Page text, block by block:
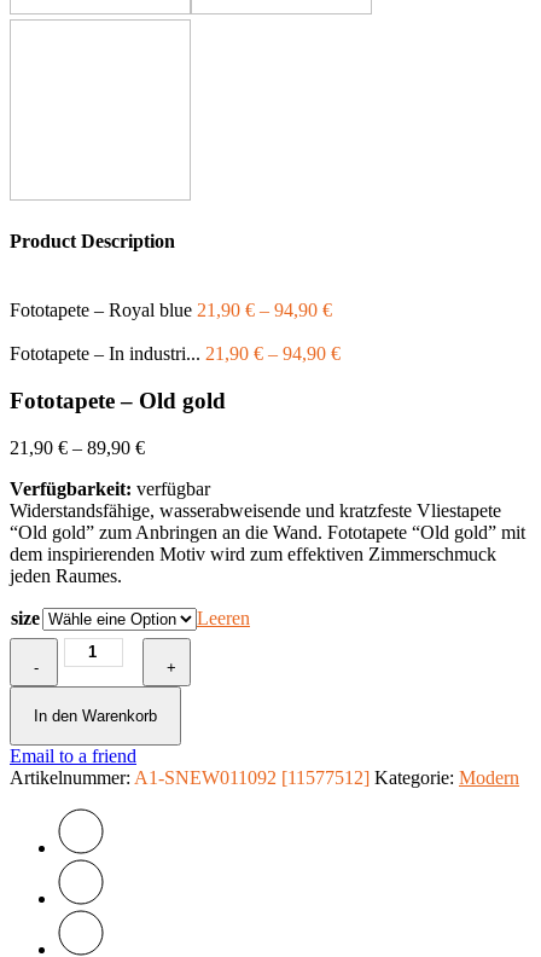
Product Description
Fototapete – Royal blue 21,90 € – 94,90 €
Fototapete – In industri... 21,90 € – 94,90 €
Fototapete – Old gold
21,90 € – 89,90 €
Verfügbarkeit: verfügbar
Widerstandsfähige, wasserabweisende und kratzfeste Vliestapete
“Old gold” zum Anbringen an die Wand. Fototapete “Old gold” mit
dem inspirierenden Motiv wird zum effektiven Zimmerschmuck
jeden Raumes.
size Leeren
-
Fototapete
-
Old
gold
+
In den Warenkorb
Email to a friend
Artikelnummer: A1-SNEW011092 [11577512] Kategorie: Modern